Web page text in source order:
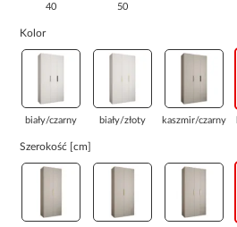
40 50
Kolor
biały/czarny biały/złoty kaszmir/czarny
Szerokość [cm]